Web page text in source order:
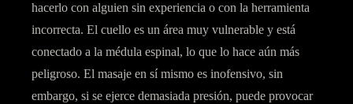
hacerlo con alguien sin experiencia o con la herramienta
incorrecta. El cuello es un área muy vulnerable y está
conectado a la médula espinal, lo que lo hace aún más
peligroso. El masaje en sí mismo es inofensivo, sin
embargo, si se ejerce demasiada presión, puede provocar